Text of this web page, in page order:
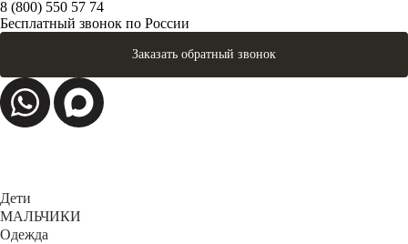
8 (800) 550 57 74
Бесплатный звонок по России
Заказать обратный звонок
Дети
МАЛЬЧИКИ
Одежда